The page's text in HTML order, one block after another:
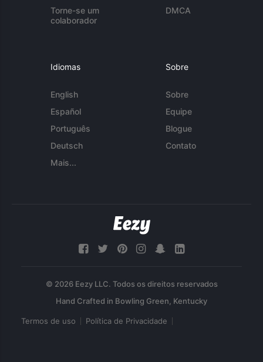
Torne-se um
colaborador
DMCA
Idiomas
English
Español
Português
Deutsch
Mais...
Sobre
Sobre
Equipe
Blogue
Contato
© 2026 Eezy LLC. Todos os direitos reservados
Termos de uso Política de Privacidade